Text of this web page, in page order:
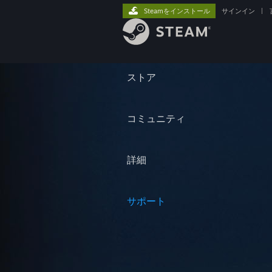
ストア
コミュニティ
詳細
サポート
Steamをインストール サインイン